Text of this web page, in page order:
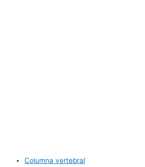
Columna vertebral